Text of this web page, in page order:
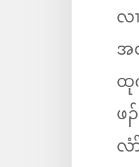
လ
အ
ထု
ဖ
လံ